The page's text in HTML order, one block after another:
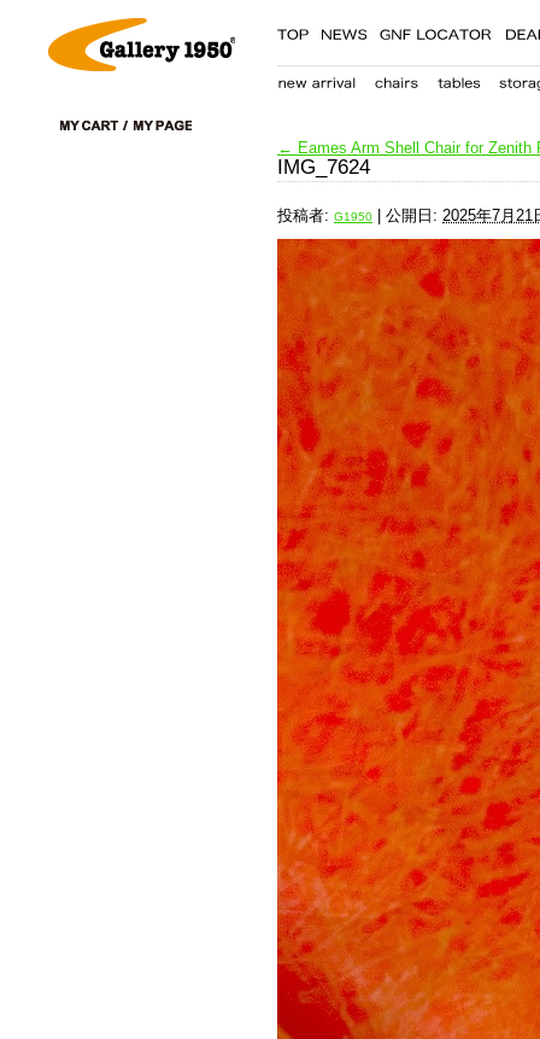
← Eames Arm Shell Chair for Zenith
IMG_7624
投稿者: G1950 公開日: 2025年7月21